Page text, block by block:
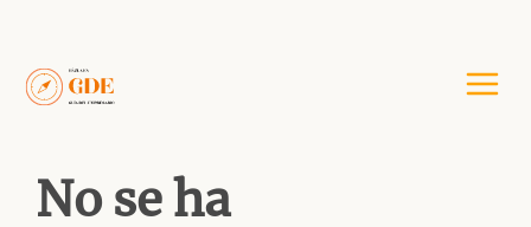
contenido
No se ha